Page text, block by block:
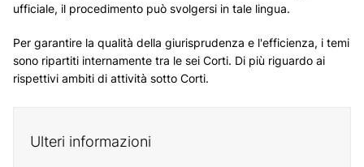
ufficiale, il procedimento può svolgersi in tale lingua.
Per garantire la qualità della giurisprudenza e l'efficienza, i temi
sono ripartiti internamente tra le sei Corti. Di più riguardo ai
rispettivi ambiti di attività sotto Corti.
Ulteri informazioni